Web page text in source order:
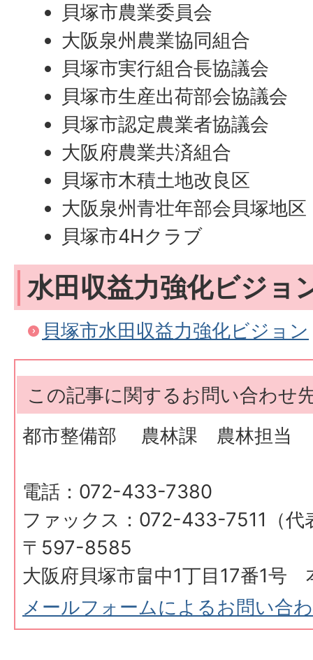
貝塚市農業委員会
大阪泉州農業協同組合
貝塚市実行組合長協議会
貝塚市生産出荷部会協議会
貝塚市認定農業者協議会
大阪府農業共済組合
貝塚市木積土地改良区
大阪泉州青壮年部会貝塚地区
貝塚市4Hクラブ
水田収益力強化ビジョ
貝塚市水田収益力強化ビジョン
この記事に関するお問い合わせ
都市整備部 農林課 農林担当
電話：072-433-7380
ファックス：072-433-7511（代
〒597-8585
大阪府貝塚市畠中1丁目17番1号
メールフォームによるお問い合